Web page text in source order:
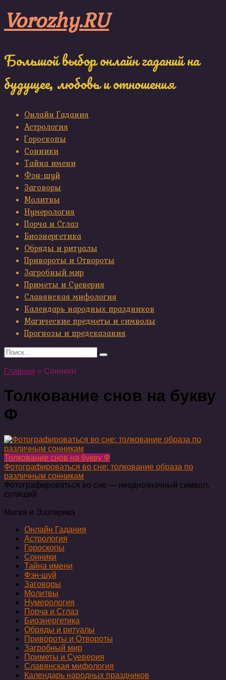
to
content
Vorozhy.RU
Большой выбор онлайн гаданий на
будущее, любовь и отношения
Онлайн Гадания
Астрология
Гороскопы
Сонники
Тайна имени
Фэн-шуй
Заговоры
Молитвы
Нумерология
Порча и Сглаз
Биоэнергетика
Обряды и ритуалы
Привороты и Отвороты
Загробный мир
Приметы и Суеверия
Славянская мифология
Календарь народных праздников
Магические предметы и символы
Прогнозы и предсказания
Search
for:
Главная » Сонники
Толкование снов на букву
Ф
Толкование снов на букву Ф
Фотографироваться во сне: толкование образа по
различным сонникам
Фотографироваться во сне — неоднозначный символ,
сулящий
Магия и Эзотерика
Онлайн Гадания
Астрология
Гороскопы
Сонники
Тайна имени
Фэн-шуй
Заговоры
Молитвы
Нумерология
Порча и Сглаз
Биоэнергетика
Обряды и ритуалы
Привороты и Отвороты
Загробный мир
Приметы и Суеверия
Славянская мифология
Календарь народных праздников